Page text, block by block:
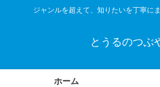
ジャンルを超えて、知りたいを丁寧に
とうるのつぶ
ホーム